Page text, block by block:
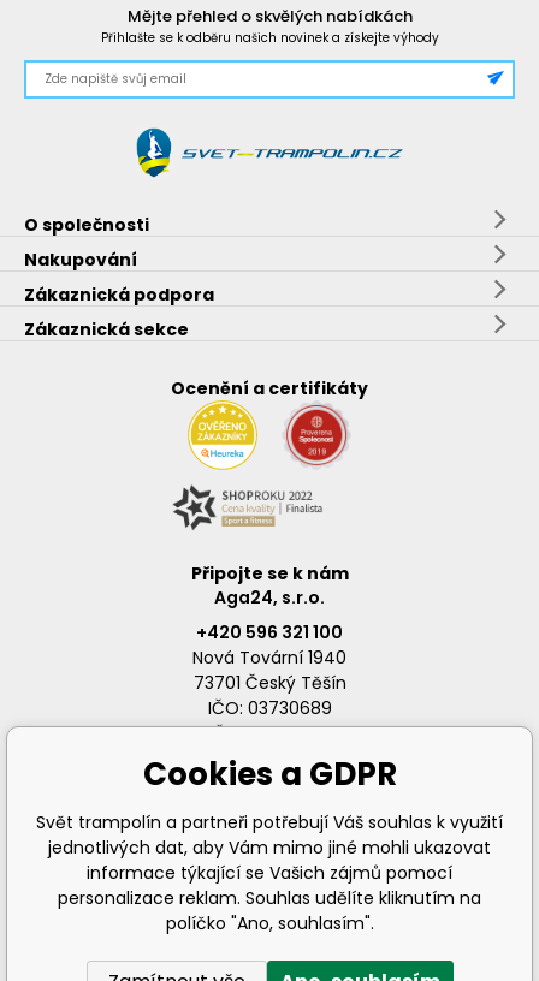
Mějte přehled o skvělých nabídkách
Přihlašte se k odběru našich novinek a získejte výhody
O společnosti
Nakupování
Zákaznická podpora
Zákaznická sekce
Ocenění a certifikáty
Připojte se k nám
Aga24, s.r.o.
+420 596 321 100
Nová Tovární 1940
73701 Český Těšín
IČO: 03730689
DIČ: CZ03730689
info@svet-trampolin.cz
Cookies a GDPR
Svět trampolín a partneři potřebují Váš souhlas k využití
jednotlivých dat, aby Vám mimo jiné mohli ukazovat
informace týkající se Vašich zájmů pomocí
personalizace reklam. Souhlas udělíte kliknutím na
políčko "Ano, souhlasím".